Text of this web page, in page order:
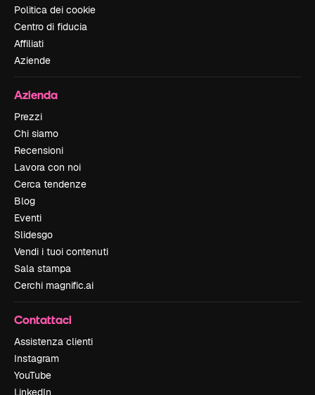
Politica dei cookie
Centro di fiducia
Affiliati
Aziende
Azienda
Prezzi
Chi siamo
Recensioni
Lavora con noi
Cerca tendenze
Blog
Eventi
Slidesgo
Vendi i tuoi contenuti
Sala stampa
Cerchi magnific.ai
Contattaci
Assistenza clienti
Instagram
YouTube
LinkedIn